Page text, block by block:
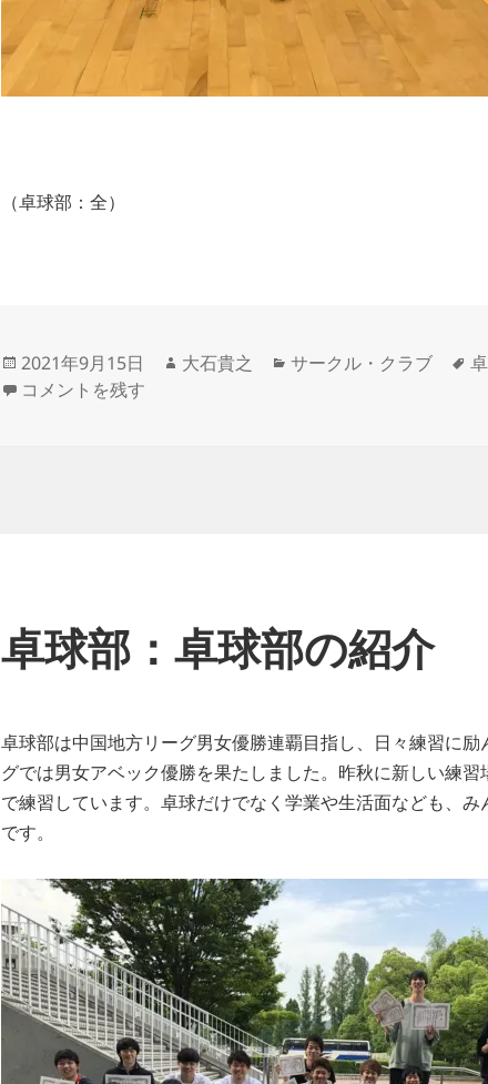
（卓球部：全）
投
稿
2021年9月15日
作
大石貴之
カ
サークル・クラブ
タ
【卓球部】全日本大学総合卓球選手権への出場権を獲得し
コメントを残す
卓球部：卓球部の紹介
卓球部は中国地方リーグ男女優勝連覇目指し、 日々練習に励
グでは男女アベック優勝を果たしました。昨秋に新しい練
で練習しています。卓球だけでなく学業や生活面なども、
です。